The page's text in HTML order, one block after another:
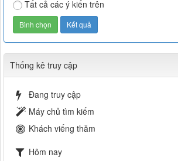
Tất cả các ý kiến trên
Thống kê truy cập
Đang truy cập
Máy chủ tìm kiếm
Khách viếng thăm
Hôm nay